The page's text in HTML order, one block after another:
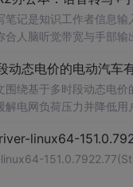
设计、笔迹预测算
笔记是知识工作者信息
合人脑听觉带宽与手部
备需同时满足标点级断句
公本代表。
动态电价的电动汽车
围绕基于多时段动态电
解电网负荷压力并降低
填谷、提升可再生能源消
人群：具备一定电力系统基础知识和Matlab编程能力，从事新能源、智能电网
linux64-